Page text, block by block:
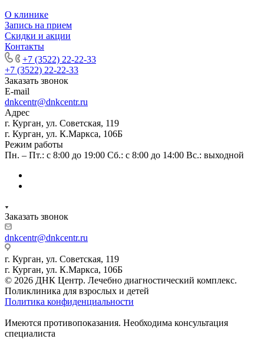
О клинике
Запись на прием
Скидки и акции
Контакты
+7 (3522) 22-22-33
+7 (3522) 22-22-33
Заказать звонок
E-mail
dnkcentr@dnkcentr.ru
Адрес
г. Курган, ул. Советская, 119
г. Курган, ул. К.Маркса, 106Б
Режим работы
Пн. – Пт.: с 8:00 до 19:00 Сб.: с 8:00 до 14:00 Вс.: выходной
Заказать звонок
dnkcentr@dnkcentr.ru
г. Курган, ул. Советская, 119
г. Курган, ул. К.Маркса, 106Б
© 2026 ДНК Центр. Лечебно диагностический комплекс.
Поликлиника для взрослых и детей
Политика конфиденциальности
Имеются противопоказания. Необходима консультация
специалиста